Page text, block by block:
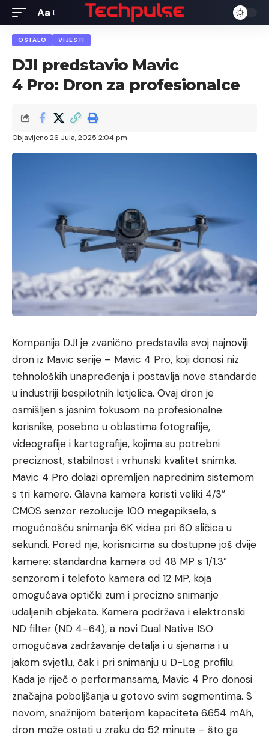
Font
Resizer
Aa
OSTALO VIJESTI
DJI predstavio Mavic
4 Pro: Dron za profesionalce
Objavljeno 26 Jula, 2025 2:04 pm
Kompanija DJI je zvanično predstavila svoj najnoviji
dron iz Mavic serije – Mavic 4 Pro, koji donosi niz
tehnoloških unapređenja i postavlja nove standarde
u industriji bespilotnih letjelica. Ovaj dron je
osmišljen s jasnim fokusom na profesionalne
korisnike, posebno u oblastima fotografije,
videografije i kartografije, kojima su potrebni
preciznost, stabilnost i vrhunski kvalitet snimka.
Mavic 4 Pro dolazi opremljen naprednim sistemom
s tri kamere. Glavna kamera koristi veliki 4/3”
CMOS senzor rezolucije 100 megapiksela, s
mogućnošću snimanja 6K videa pri 60 sličica u
sekundi. Pored nje, korisnicima su dostupne još dvije
kamere: standardna kamera od 48 MP s 1/1.3”
senzorom i telefoto kamera od 12 MP, koja
omogućava optički zum i precizno snimanje
udaljenih objekata. Kamera podržava i elektronski
ND filter (ND 4–64), a novi Dual Native ISO
omogućava zadržavanje detalja i u sjenama i u
jakom svjetlu, čak i pri snimanju u D-Log profilu.
Kada je riječ o performansama, Mavic 4 Pro donosi
značajna poboljšanja u gotovo svim segmentima. S
novom, snažnijom baterijom kapaciteta 6.654 mAh,
dron može ostati u zraku do 52 minute – što ga